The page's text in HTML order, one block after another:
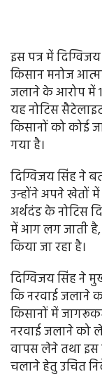
इस पत्र में
किसान मनोज
जलाने के आरोप में
यह नोटिस
किसानों को कोई
गया है।
दिग्विजय सिंह ने
उन्होंने अपने खेतों
अर्थदंड के नोटिस
में आग लग जाती है,
किया जा रहा है।
दिग्विजय सिंह ने
कि नरवाई जलाने
किसानों में
नरवाई जलाने को
वापस लेने तथा
चलाने हेतु उचित